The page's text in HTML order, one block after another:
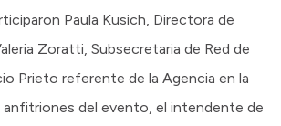
Paula Kusich, Directora de
Zoratti, Subsecretaria de Red de
Prieto referente de la Agencia en la
anfitriones del evento, el intendente de